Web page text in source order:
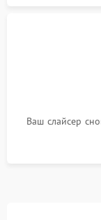
Ваш слайсер